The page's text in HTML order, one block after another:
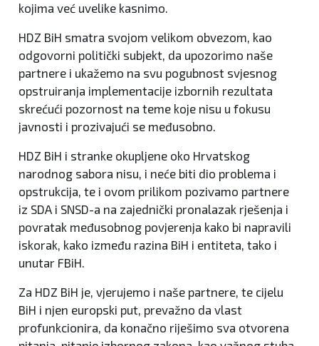
kojima već uvelike kasnimo.
HDZ BiH smatra svojom velikom obvezom, kao
odgovorni politički subjekt, da upozorimo naše
partnere i ukažemo na svu pogubnost svjesnog
opstruiranja implementacije izbornih rezultata
skrećući pozornost na teme koje nisu u fokusu
javnosti i prozivajući se međusobno.
HDZ BiH i stranke okupljene oko Hrvatskog
narodnog sabora nisu, i neće biti dio problema i
opstrukcija, te i ovom prilikom pozivamo partnere
iz SDA i SNSD-a na zajednički pronalazak rješenja i
povratak međusobnog povjerenja kako bi napravili
iskorak, kako između razina BiH i entiteta, tako i
unutar FBiH.
Za HDZ BiH je, vjerujemo i naše partnere, te cijelu
BiH i njen europski put, prevažno da vlast
profunkcionira, da konačno riješimo sva otvorena